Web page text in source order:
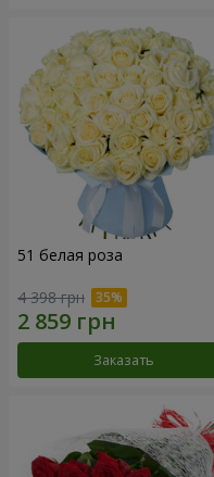
51 белая роза
4 398 грн
Заказать